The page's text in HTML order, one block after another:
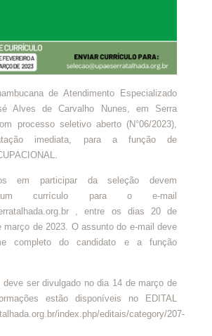
de Atendimento Especializado
Alves de Carvalho Nunes, em Serra
processo seletivo aberto (N°06/2023),
imediata, para a função de
em participar da seleção devem
um currículo para o e-mail
, entre os dias 20 de
março de 2023. O assunto do e-mail deve
completo do candidato e a função
ser divulgado no dia 14 de março de
estão disponíveis no EDITAL
index.php/editais/category/207-